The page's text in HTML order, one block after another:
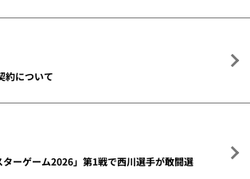
約について
ターゲーム2026」第1戦で西川選手が敢闘選